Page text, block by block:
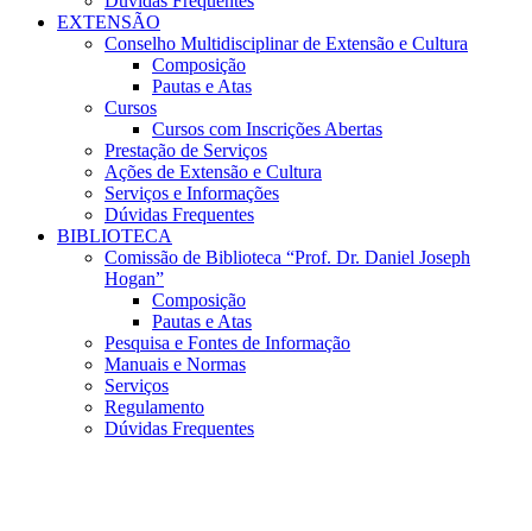
EXTENSÃO
Conselho Multidisciplinar de Extensão e Cultura
Composição
Pautas e Atas
Cursos
Cursos com Inscrições Abertas
Prestação de Serviços
Ações de Extensão e Cultura
Serviços e Informações
Dúvidas Frequentes
BIBLIOTECA
Comissão de Biblioteca “Prof. Dr. Daniel Joseph
Hogan”
Composição
Pautas e Atas
Pesquisa e Fontes de Informação
Manuais e Normas
Serviços
Regulamento
Dúvidas Frequentes